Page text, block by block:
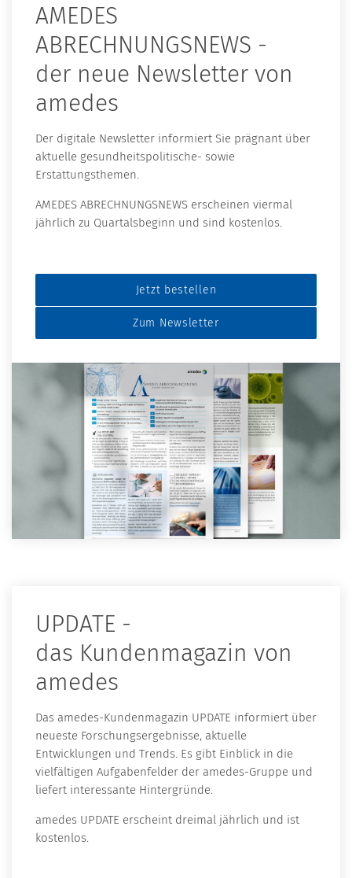
AMEDES
ABRECHNUNGSNEWS -
der neue Newsletter von
amedes
Der digitale Newsletter informiert Sie prägnant über
aktuelle gesundheitspolitische- sowie
Erstattungsthemen.
AMEDES ABRECHNUNGSNEWS erscheinen viermal
jährlich zu Quartalsbeginn und sind kostenlos.
Jetzt bestellen
Zum Newsletter
UPDATE -
das Kundenmagazin von
amedes
Das amedes-Kundenmagazin UPDATE informiert über
neueste Forschungsergebnisse, aktuelle
Entwicklungen und Trends. Es gibt Einblick in die
vielfältigen Aufgabenfelder der amedes-Gruppe und
liefert interessante Hintergründe.
amedes UPDATE erscheint dreimal jährlich und ist
kostenlos.